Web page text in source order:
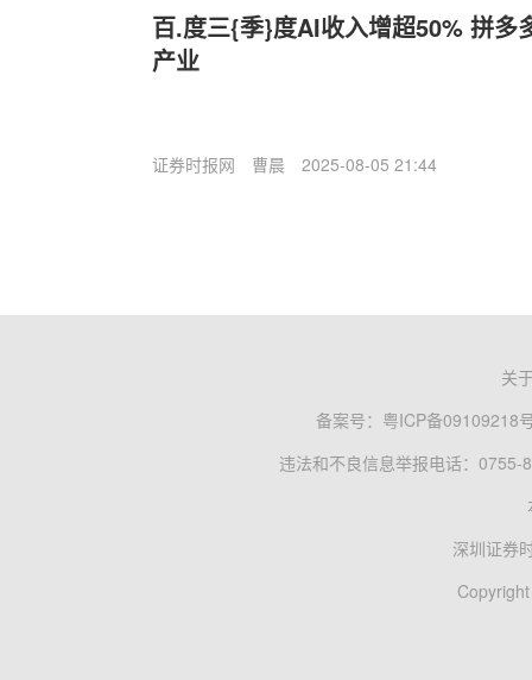
百.度三{季}度AI收入增超50% 拼多
产业
证券时报网 曹晨 2025-08-05 21:44
关
备案号： 粤ICP备09109218
违法和不良信息举报电话：0755-
深圳证券